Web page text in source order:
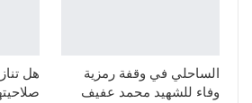
الساحلي في وقفة رمزية
وفاء للشهيد محمد عفيف
هل